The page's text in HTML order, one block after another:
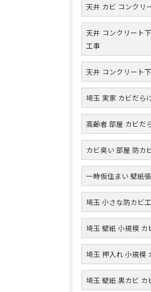
天井 カビ コンクリ
天井 コンクリート
工事
天井 コンクリート
埼玉 実家 カビだら
高齢者 部屋 カビだ
カビ臭い 部屋 防カ
一時仮住まい 壁紙
埼玉 小さな防カビ
埼玉 壁紙 小規模 カ
埼玉 押入れ 小規模
埼玉 壁紙 黒カビ カ